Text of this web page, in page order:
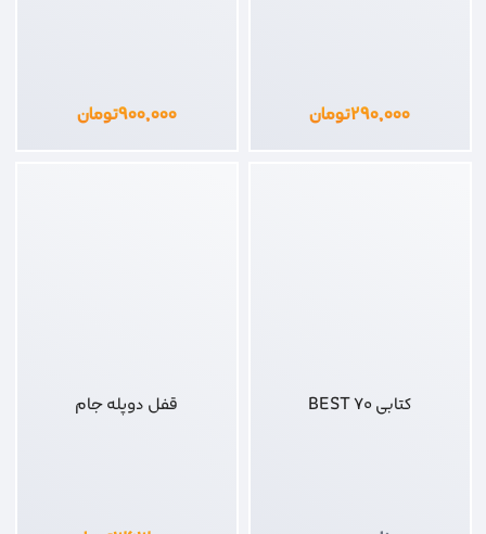
۲۹۰,۰۰۰تومان ۹۰۰,۰۰۰تومان
کتابی 70 BEST قفل دوپله جام